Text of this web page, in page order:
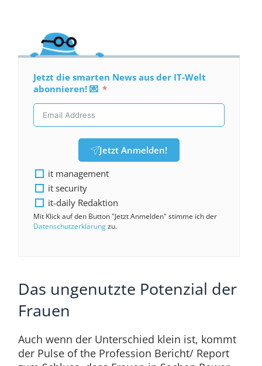
Jetzt die smarten News aus der IT-Welt
abonnieren! 💌
Jetzt Anmelden!
it management
it security
it-daily Redaktion
Mit Klick auf den Button "Jetzt Anmelden" stimme ich der
Datenschutzerklärungzu.
Das ungenutzte Potenzial der
Frauen
Auch wenn der Unterschied klein ist, kommt
der Pulse of the Profession Bericht/ Report